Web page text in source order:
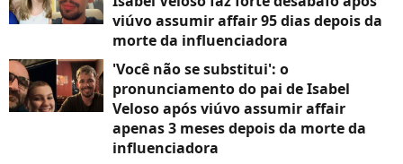
viúvo assumir affair 95 dias depois da
morte da influenciadora
'Você não se substitui': o
pronunciamento do pai de Isabel
Veloso após viúvo assumir affair
apenas 3 meses depois da morte da
influenciadora